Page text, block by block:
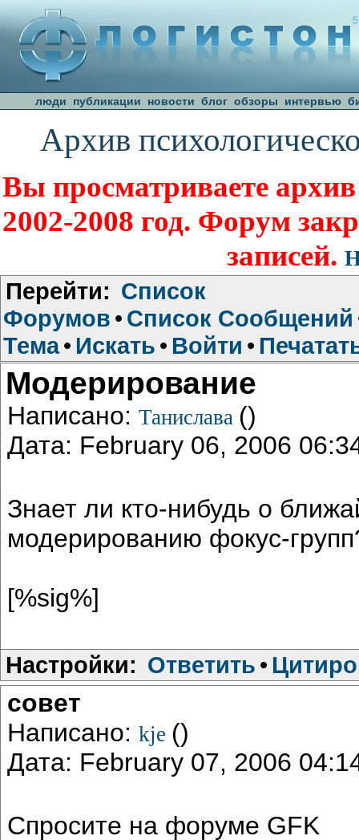
люди публикации новости блог обзоры интервью
Архив
Вы просматриваете
2002-2008 год. Форум
записей.
Перейти: Список
Форумов • Список Сообщений
Тема• Искать • Войти •
Модерирование
Написано: Танислава ()
Дата: February 06, 2006
Знает ли кто-нибудь о
модерированию фокус-
[%sig%]
Настройки: Ответить •
совет
Написано: kje ()
Дата: February 07, 2006
Спросите на форуме GFK